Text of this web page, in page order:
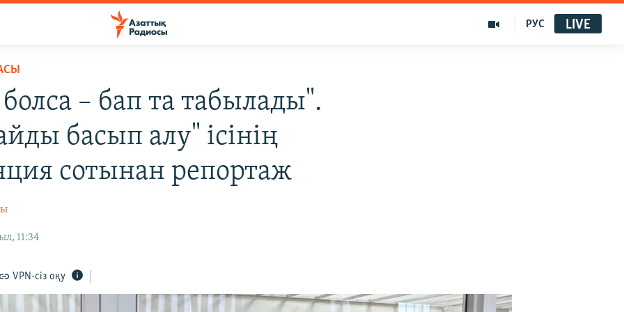
РУС LIVE
– бап та табылады".
басып алу" ісінің
сотынан репортаж
11:34
VPN-сіз оқу